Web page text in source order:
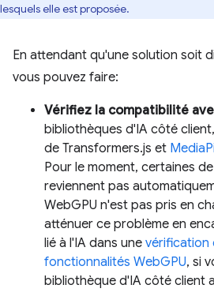
lesquels elle est proposée.
En attendant qu'une solution soit
vous pouvez faire:
Vérifiez la compatibilité
bibliothèques d'IA côté
de Transformers.js et
Pour le moment, certaines
reviennent pas
WebGPU n'est pas pris en
atténuer ce problème en
lié à l'IA dans une vérification
fonctionnalités WebGPU, si
bibliothèque d'IA côté client